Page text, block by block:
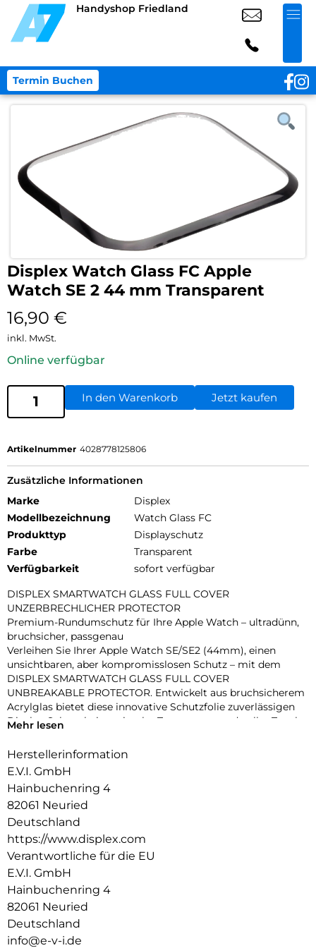
Handyshop Friedland
Termin Buchen
Displex Watch Glass FC Apple
Watch SE 2 44 mm Transparent
16,90 €
inkl. MwSt.
Online verfügbar
In den Warenkorb Jetzt kaufen
Artikelnummer 4028778125806
Zusätzliche Informationen
Marke
Displex
Modellbezeichnung
Watch Glass FC
Produkttyp
Displayschutz
Farbe
Transparent
Verfügbarkeit
sofort verfügbar
DISPLEX SMARTWATCH GLASS FULL COVER
UNZERBRECHLICHER PROTECTOR
Premium-Rundumschutz für Ihre Apple Watch – ultradünn,
bruchsicher, passgenau
Verleihen Sie Ihrer Apple Watch SE/SE2 (44mm), einen
unsichtbaren, aber kompromisslosen Schutz – mit dem
DISPLEX SMARTWATCH GLASS FULL COVER
UNBREAKABLE PROTECTOR. Entwickelt aus bruchsicherem
Acrylglas bietet diese innovative Schutzfolie zuverlässigen
Display-Schutz bei maximaler Transparenz und voller Touch-
Dank des vollflächig haftenden Edge-to-Edge-Designs mit
ab – perfekt für sportliche Einsätze, den Alltag oder den
stilbewussten Nutzer. Eine High-Tech-Anti-Fingerprint-
Beschichtung schützt vor störenden Flecken und sorgt für
dauerhaft brillante Optik.
Die beiliegende Eco-Montagehilfe aus recyceltem PET (rPET)
macht die Anbringung zum Kinderspiel: einfach, sicher,
blasenfrei – ohne Werkzeug oder Klebstoffreste.
Produktvorteile im Überblick:
Unzerbrechliches, stoßdämpfendes Acrylglas
3D Edge-to-Edge Kontur für nahtlose Abdeckung
Ultradünn – volle Touch-, Wisch- und Buttonfunktion
Mehr lesen
Herstellerinformation
E.V.I. GmbH
Hainbuchenring 4
82061 Neuried
Deutschland
https://www.displex.com
Verantwortliche für die EU
E.V.I. GmbH
Hainbuchenring 4
82061 Neuried
Deutschland
info@e-v-i.de